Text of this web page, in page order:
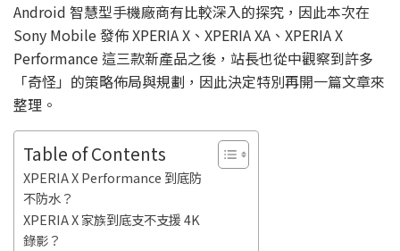
Android 智慧型手機廠商有比較深入的探究，因此本次在
Sony Mobile 發佈 XPERIA X、XPERIA XA、XPERIA X
Performance 這三款新產品之後，站長也從中觀察到許多
「奇怪」的策略佈局與規劃，因此決定特別再開一篇文章來
整理。
Table of Contents
XPERIA X Performance 到底防
不防水？
XPERIA X 家族到底支不支援 4K
錄影？